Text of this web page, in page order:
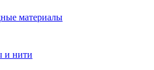
материалы
и нити